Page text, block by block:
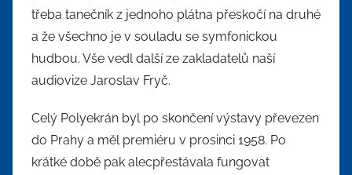
třeba tanečník z jednoho plátna přeskočí na druhé
a že všechno je v souladu se symfonickou
hudbou. Vše vedl další ze zakladatelů naší
audiovize Jaroslav Fryč.
Celý Polyekrán byl po skončení výstavy převezen
do Prahy a měl premiéru v prosinci 1958. Po
krátké době pak alecpřestávala fungovat